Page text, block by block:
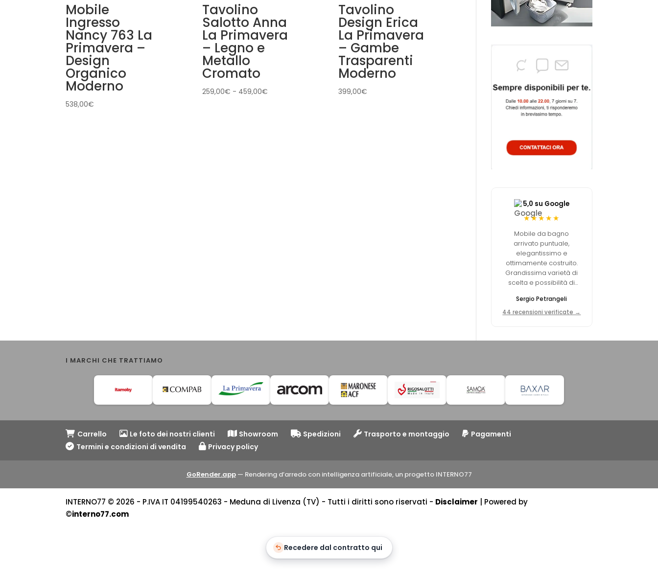
Mobile
Ingresso
Nancy 763 La
Primavera –
Design
Organico
Moderno
538,00€
Tavolino
Salotto Anna
La Primavera
– Legno e
Metallo
Cromato
259,00€ - 459,00€Fascia
Tavolino
Design Erica
La Primavera
– Gambe
Trasparenti
Moderno
399,00€
5,0 su Google
★★★★★
Mobile da bagno
arrivato puntuale,
elegantissimo e
ottimamente costruito.
Grandissima varietà di
scelta e possibilità di
dei materiali è
decisamente elevata.
Sergio Petrangeli
44 recensioni verificate →
I MARCHI CHE TRATTIAMO
Carrello Le foto dei nostri clienti Showroom Spedizioni Trasporto e montaggio
Pagamenti
Termini e condizioni di vendita
Privacy policy
GoRender.app— Rendering d’arredo con intelligenza artificiale, un progetto INTERNO77
INTERNO77 © 2026 - P.IVA IT 04199540263 - Meduna di Livenza (TV) - Tutti i diritti sono riservati - Disclaimer | Powered by
©interno77.com
Recedere dal contratto qui